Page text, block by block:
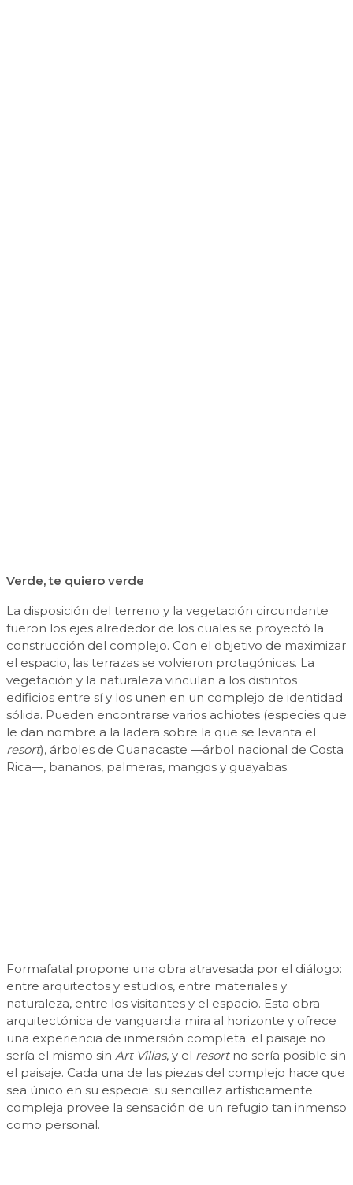
Verde, te quiero verde
La disposición del terreno y la vegetación circundante
fueron los ejes alrededor de los cuales se proyectó la
construcción del complejo. Con el objetivo de maximizar
el espacio, las terrazas se volvieron protagónicas. La
vegetación y la naturaleza vinculan a los distintos
edificios entre sí y los unen en un complejo de identidad
sólida. Pueden encontrarse varios achiotes (especies que
le dan nombre a la ladera sobre la que se levanta el
resort), árboles de Guanacaste —árbol nacional de Costa
Rica—, bananos, palmeras, mangos y guayabas.
Formafatal propone una obra atravesada por el diálogo:
entre arquitectos y estudios, entre materiales y
naturaleza, entre los visitantes y el espacio. Esta obra
arquitectónica de vanguardia mira al horizonte y ofrece
una experiencia de inmersión completa: el paisaje no
sería el mismo sin Art Villas, y el resortno sería posible sin
el paisaje. Cada una de las piezas del complejo hace que
sea único en su especie: su sencillez artísticamente
compleja provee la sensación de un refugio tan inmenso
como personal.